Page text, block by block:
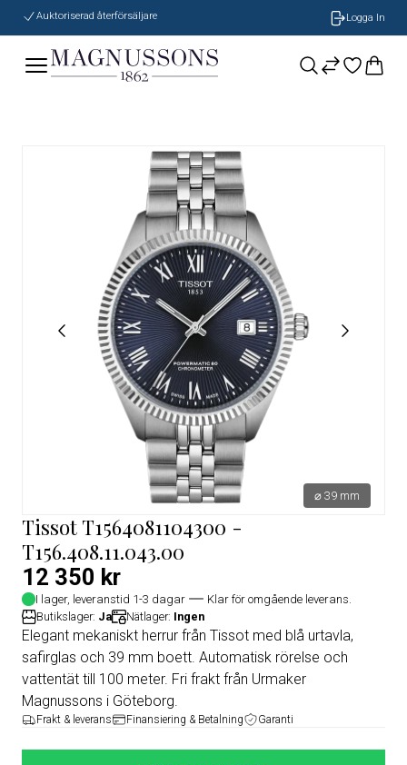
Auktoriserad återförsäljare Logga In
⌀ 39 mm
Tissot T1564081104300 -
T156.408.11.043.00
12 350 kr
I lager, leveranstid 1-3 dagar
Klar för omgående leverans.
Butikslager: Ja Nätlager: Ingen
Elegant mekaniskt herrur från Tissot med blå urtavla,
safirglas och 39 mm boett. Automatisk rörelse och
vattentät till 100 meter. Fri frakt från Urmaker
Magnussons i Göteborg.
Frakt & leverans Finansiering & Betalning Garanti